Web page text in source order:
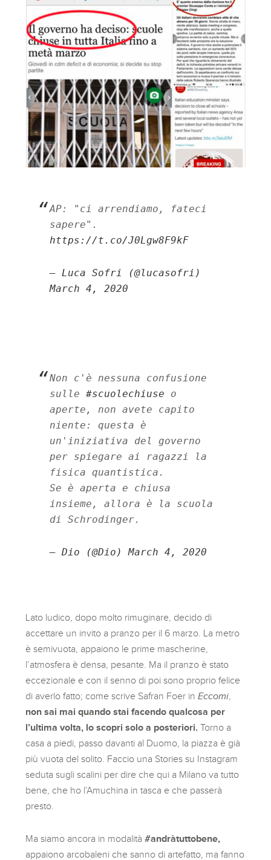
AP: "ci arrendiamo, fateci
https://t.co/J0Lgw8F9kF
March 4, 2020
Non c'è nessuna confusione
sulle #scuolechiuse o
aperte, non avete capito
niente: questa è
un'iniziativa del governo
per spiegare ai ragazzi la
fisica quantistica.
Se è aperta e chiusa
insieme, allora è la scuola
di Schrodinger.
— Dio (@Dio) March 4, 2020
Lato ludico, dopo molto rimuginare, decido di
accettare un invito a pranzo per il 6 marzo. La metro
è semivuota, appaiono le prime mascherine,
l’atmosfera è densa, pesante. Ma il pranzo è stato
eccezionale e con il senno di poi sono proprio felice
di averlo fatto; come scrive Safran Foer inEccomi
non sai mai quando stai facendo qualcosa per
l’ultima volta, lo scopri solo a posteriori. Torno a
casa a piedi, passo davanti al Duomo, la piazza è già
più vuota del solito. Faccio una Stories su Instagram
seduta sugli scalini per dire che qui a Milano va tutto
bene, che ho l’Amuchina in tasca e che passerà
presto.
Ma siamo ancora in modalità#andràtuttobene,
appaiono arcobaleni che sanno di artefatto, ma fanno